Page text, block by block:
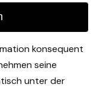
konsequent
seine
unter der